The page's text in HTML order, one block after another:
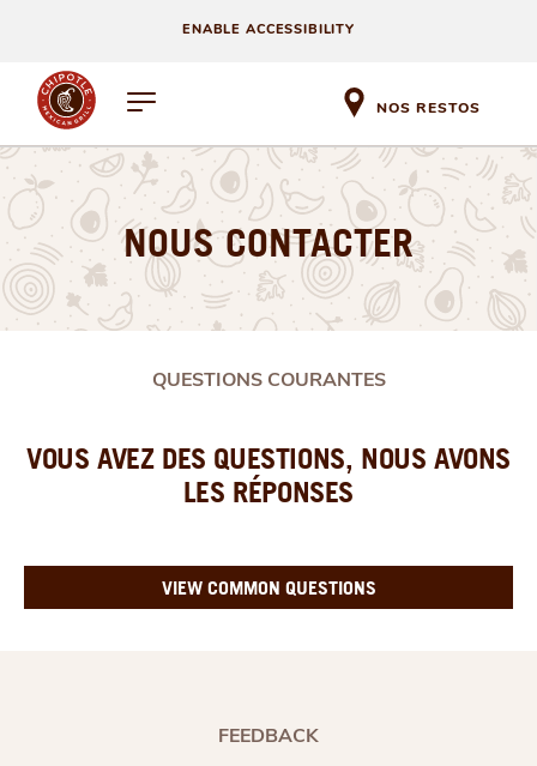
ENABLE ACCESSIBILITY
NOS RESTOS
NOUS CONTACTER
QUESTIONS COURANTES
VOUS AVEZ DES QUESTIONS, NOUS AVONS
LES RÉPONSES
VIEW COMMON QUESTIONS
FEEDBACK